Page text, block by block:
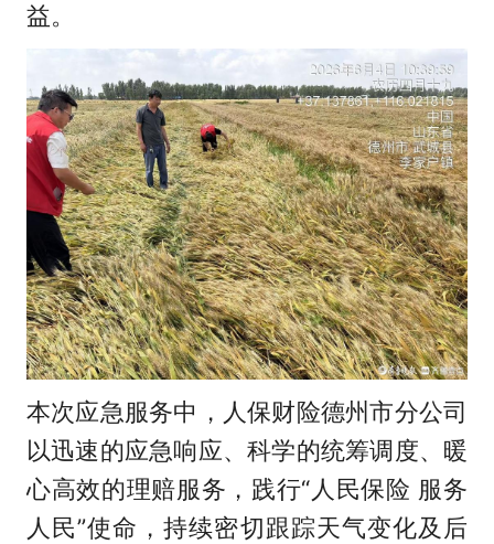
益。
本次应急服务中，人保财险德州市分公司
以迅速的应急响应、科学的统筹调度、暖
心高效的理赔服务，践行“人民保险 服务
人民”使命，持续密切跟踪天气变化及后